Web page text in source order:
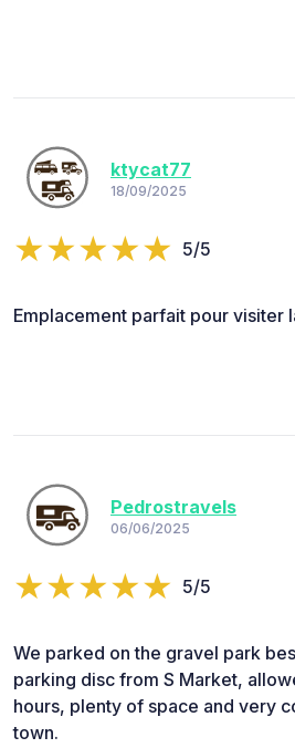
ktycat77
18/09/2025
5/5
Emplacement parfait pour visiter
Pedrostravels
06/06/2025
5/5
We parked on the gravel park
parking disc from S Market,
hours, plenty of space and very
town.